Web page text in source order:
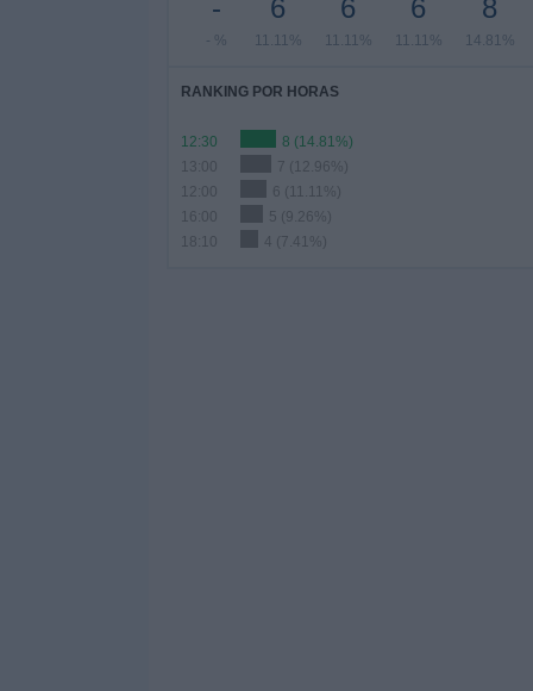
-
- %
6
11.11%
6
11.11%
6
11.11%
8
14.81%
RANKING POR HORAS
12:30
8 (14.81%)
13:00
7 (12.96%)
12:00
6 (11.11%)
16:00
5 (9.26%)
18:10
4 (7.41%)